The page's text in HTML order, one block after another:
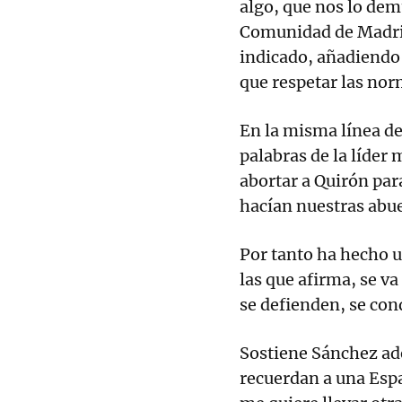
algo, que nos lo
Comunidad de
indicado, añadiendo
que respetar las
En la misma línea
palabras de la líder
abortar a Quirón
hacían nuestras
Por tanto ha hecho
las que afirma, se
se defienden, se
Sostiene Sánchez
recuerdan a una